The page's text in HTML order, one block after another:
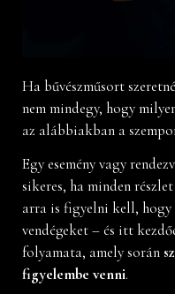
Ha bűvészműsort
nem mindegy, hogy
az alábbiakban a
Egy esemény vagy
sikeres, ha minden
arra is figyelni kell,
vendégeket – és itt
folyamata, amely során
figyelembe venni.